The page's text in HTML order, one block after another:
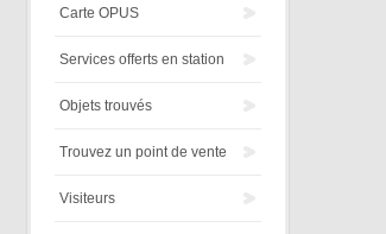
Carte OPUS
Services offerts en station
Objets trouvés
Trouvez un point de vente
Visiteurs